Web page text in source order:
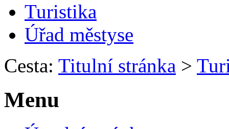
Turistika
Úřad městyse
Cesta: Titulní stránka >
Menu